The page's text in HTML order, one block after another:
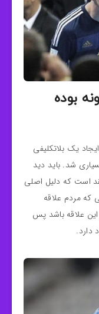
بوده
یک بلاتکلیفی
شد. باید دید
است که دلیل اصلی
که مردم علاقه
علاقه باشد پس
دارد.